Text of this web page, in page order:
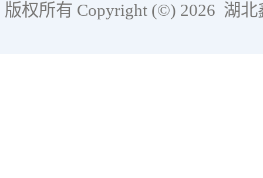
版权所有 Copyright (©) 2026 湖北